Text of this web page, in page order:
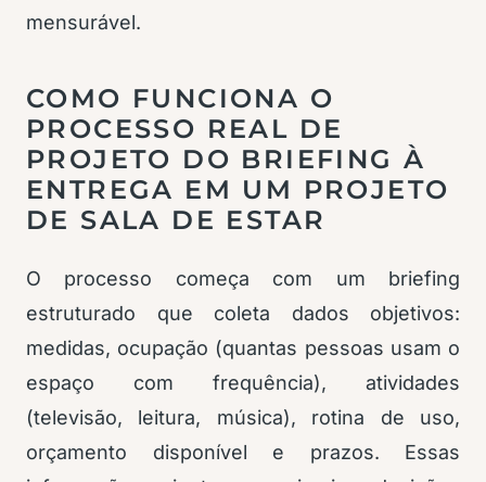
mensurável.
COMO FUNCIONA O
PROCESSO REAL DE
PROJETO DO BRIEFING À
ENTREGA EM UM PROJETO
DE SALA DE ESTAR
O processo começa com um briefing
estruturado que coleta dados objetivos:
medidas, ocupação (quantas pessoas usam o
espaço com frequência), atividades
(televisão, leitura, música), rotina de uso,
orçamento disponível e prazos. Essas